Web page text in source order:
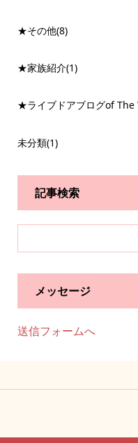
★その他(8)
★家族紹介(1)
★ライブドアブログof The
未分類(1)
記事検索
メッセージ
送信フォームへ